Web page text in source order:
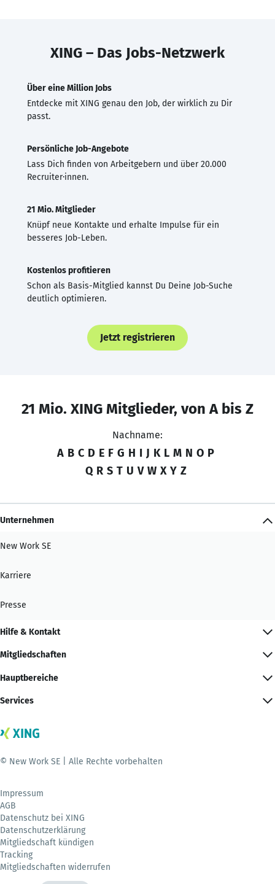
XING – Das Jobs-Netzwerk
Über eine Million Jobs
Entdecke mit XING genau den Job, der wirklich zu Dir
passt.
Persönliche Job-Angebote
Lass Dich finden von Arbeitgebern und über 20.000
Recruiter·innen.
21 Mio. Mitglieder
Knüpf neue Kontakte und erhalte Impulse für ein
besseres Job-Leben.
Kostenlos profitieren
Schon als Basis-Mitglied kannst Du Deine Job-Suche
deutlich optimieren.
Jetzt registrieren
21 Mio. XING Mitglieder, von A bis Z
Nachname:
A B C D E F G H I J K L M N O P
Q R S T U V W X Y Z
Unternehmen
New Work SE
Karriere
Presse
Hilfe & Kontakt
Mitgliedschaften
Hauptbereiche
Services
© New Work SE | Alle Rechte vorbehalten
Impressum
AGB
Datenschutz bei XING
Datenschutzerklärung
Mitgliedschaft kündigen
Tracking
Mitgliedschaften widerrufen